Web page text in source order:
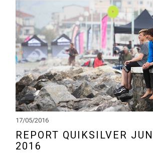
17/05/2016
REPORT QUIKSILVER
2016